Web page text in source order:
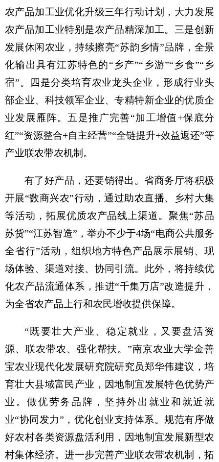
农产品加工业优化升级三年行动计划，大力发展
农产品加工业特别是农产品精深加工。三是创新
发展休闲农业，持续擦亮“苏韵乡情”品牌，全景
化输出具有江苏特色的“乡产”“乡游”“乡食”“乡
宿”。四是分类培育农业龙头企业，形成行业头
部企业、科技领军企业、专精特新企业的优质企
业发展雁阵。五是推广完善“加工增值+保底分
红”“资源整合+自主经营”“全链提升+效益返还”等
产业联农带农机制。
有了好产品，还要销得出。省商务厅将积极
开展“数商兴农”行动，通过助农直播、乡村大集
等活动，拓展优质农产品线上渠道。聚焦“苏品
苏货”“江苏智造”，举办不少于4场“电商公共服务
全省行”活动，组织地方特色产品展示展销、现
场体验、渠道对接、协同引流。此外，将持续优
化农产品流通体系，推进“千集万店”改造提升，
为全省农产品上行和农民增收提供保障。
“既要壮大产业、稳定就业，又要盘活资
源、联农带农、强化帮扶。”南京农业大学金善
宝农业现代化发展研究院研究员郑华伟建议，培
育壮大县域富民产业，因地制宜发展特色优势产
业。做优劳务品牌，坚持外出就业和就近就
业“协同发力”，优化创业支持体系。规范有序做
好农村各类资源盘活利用，因地制宜发展新型农
村集体经济。进一步完善产业联农带农机制，拓